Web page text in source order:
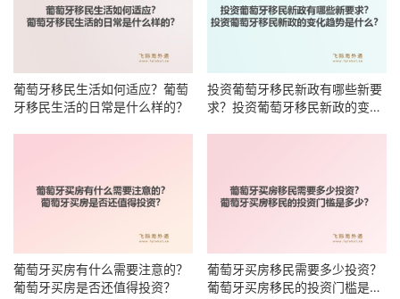
葡萄牙移民生活如何适应？葡萄
牙移民生活的日常是什么样的？
投资葡萄牙移民新政有哪些新要
求？投资葡萄牙移民新政的变化
葡萄牙买房有什么需要注意的？
葡萄牙买房是否还值得投资？
葡萄牙买房移民需要多少投资？
葡萄牙买房移民的投资门槛是多